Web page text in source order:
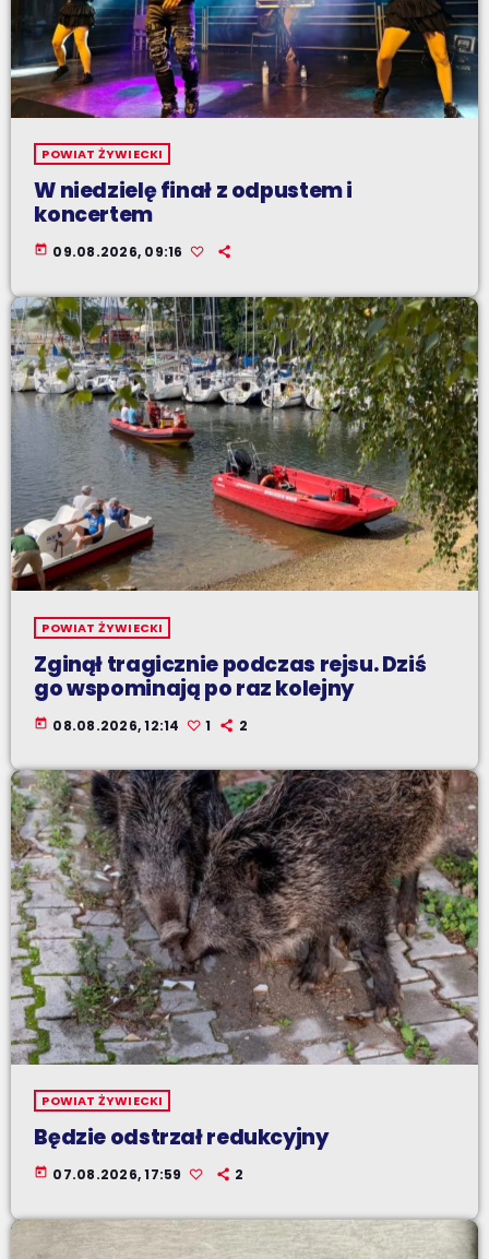
POWIAT ŻYWIECKI
W niedzielę finał z odpustem i
koncertem
today 09.08.2026, 09:16
POWIAT ŻYWIECKI
Zginął tragicznie podczas rejsu. Dziś
go wspominają po raz kolejny
today 08.08.2026, 12:14 1 2
POWIAT ŻYWIECKI
Będzie odstrzał redukcyjny
today 07.08.2026, 17:59 2